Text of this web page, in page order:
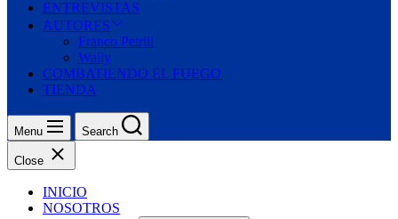
ENTREVISTAS
AUTORES
Franco Petrili
Wally
COMBATIENDO EL FUEGO
TIENDA
Menu Search
Close
INICIO
NOSOTROS